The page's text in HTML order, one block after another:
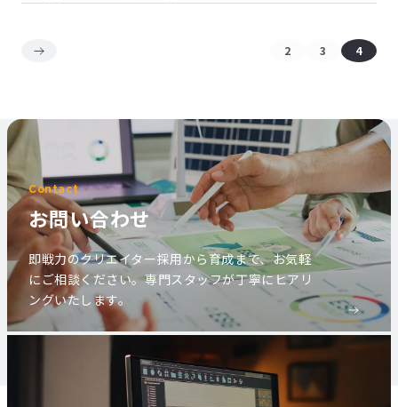
2 3 4
Contact
お問い合わせ
即戦力のクリエイター採用から育成まで、お気軽
にご相談ください。専門スタッフが丁寧にヒアリ
ングいたします。